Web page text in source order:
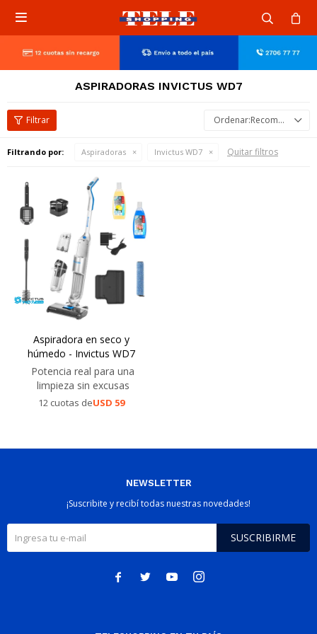

ASPIRADORAS INVICTUS WD7
Recomendados
Filtrando por: Aspiradoras Invictus WD7 Quitar filtros
Aspiradora en seco y
húmedo - Invictus WD7
Potencia real para una
limpieza sin excusas
12 cuotas deUSD 59
NEWSLETTER
¡Suscribite y recibí todas nuestras novedades!
SUSCRIBIRME
   